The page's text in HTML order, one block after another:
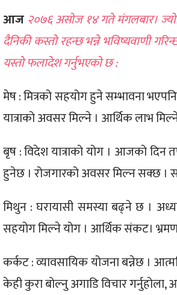
आज २०७६ असोज १४ गते मंगलबार।
दैनिकी कस्तो रहन्छ भन्ने भविष्यवाणी
यस्तो फलादेश गर्नुभएको छ :
मेष : मित्रको सहयोग हुने सम्भावना भएपनि
यात्राको अवसर मिल्ने । आर्थिक लाभ
बृष : विदेश यात्राको योग । आजको दिन
हुनेछ । रोजगारको अवसर मिल्न सक्छ ।
मिथुन : घरायासी समस्या बढ्ने छ ।
सहयोग मिल्ने योग । आर्थिक संकट।
कर्कट : व्यावसायिक योजना बन्नेछ ।
केही कुरा बोल्नु अगाडि विचार